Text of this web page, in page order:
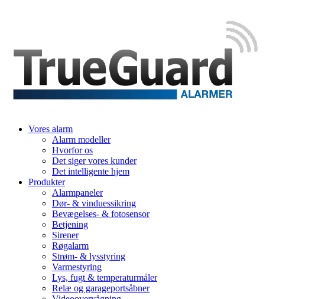
Vores alarm
Alarm modeller
Hvorfor os
Det siger vores kunder
Det intelligente hjem
Produkter
Alarmpaneler
Dør- & vinduessikring
Bevægelses- & fotosensor
Betjening
Sirener
Røgalarm
Strøm- & lysstyring
Varmestyring
Lys, fugt & temperaturmåler
Relæ og garageportsåbner